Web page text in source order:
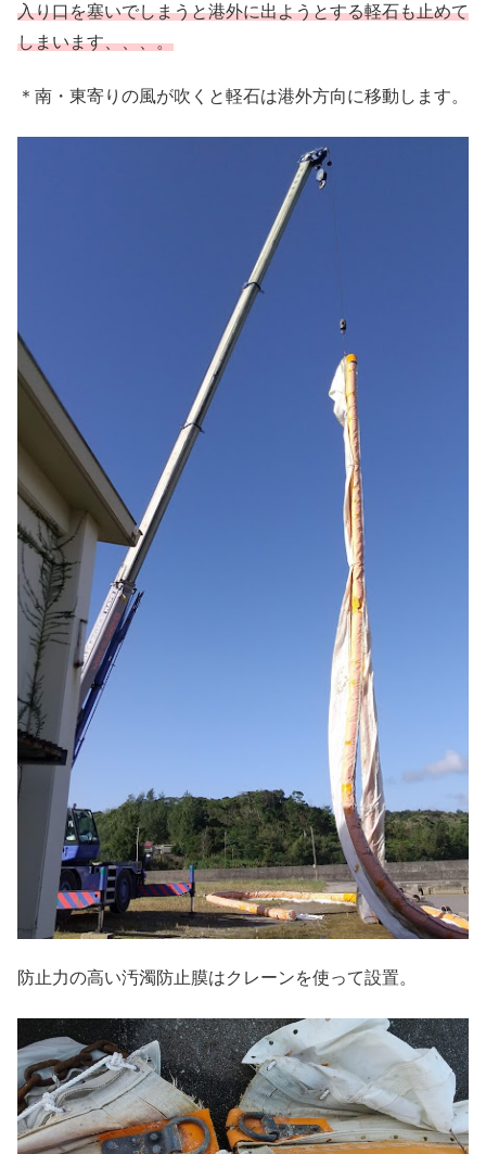
入り口を塞いでしまうと港外に出ようとする軽石も止めて
しまいます、、、。
＊南・東寄りの風が吹くと軽石は港外方向に移動します。
防止力の高い汚濁防止膜はクレーンを使って設置。